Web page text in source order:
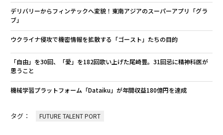
デリバリーからフィンテックへ変貌！東南アジアのスーパーアプリ「グラ
ブ」
ウクライナ侵攻で機密情報を拡散する「ゴースト」たちの目的
「自由」を30回、「愛」を182回歌い上げた尾崎豊。31回忌に精神科医が
思うこと
機械学習プラットフォーム「Dataiku」が年間収益180億円を達成
タグ： FUTURE TALENT PORT